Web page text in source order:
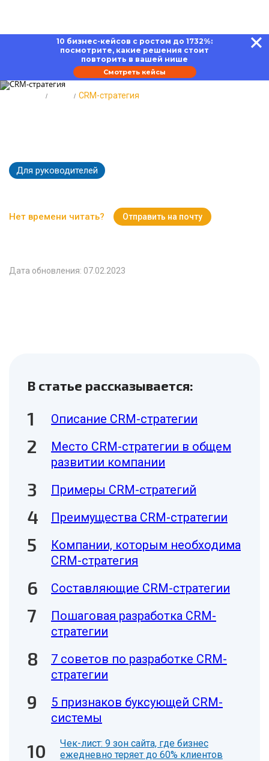
10 бизнес-кейсов с ростом до 1732%:
посмотрите, какие решения стоит
повторить в вашей нише
Смотреть кейсы
CRM-стратегия
Для руководителей
Нет времени читать? Отправить на почту
Дата обновления: 07.02.2023
В статье рассказывается:
Описание CRM-стратегии
Место CRM-стратегии в общем
развитии компании
Примеры CRM-стратегий
Преимущества CRM-стратегии
Компании, которым необходима
CRM-стратегия
Составляющие CRM-стратегии
Пошаговая разработка CRM-
стратегии
7 советов по разработке CRM-
стратегии
5 признаков буксующей CRM-
системы
Чек-лист: 9 зон сайта, где бизнес
ежедневно теряет до 60% клиентов